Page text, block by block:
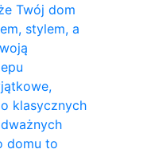
Twój dom
stylem, a
klasycznych
domu to